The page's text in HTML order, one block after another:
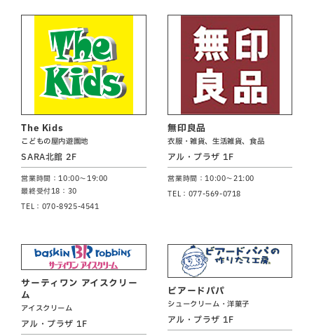
The Kids
こどもの屋内遊園地
SARA北館 2F
営業時間：10:00～19:00
最終受付18：30
TEL：070-8925-4541
無印良品
衣服・雑貨、生活雑貨、食品
アル・プラザ 1F
営業時間：10:00～21:00
TEL：077-569-0718
サーティワン アイスクリー
ム
アイスクリーム
アル・プラザ 1F
ビアードパパ
シュークリーム・洋菓子
アル・プラザ 1F